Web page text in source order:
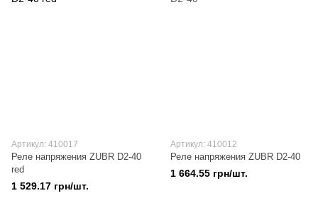
Артикул: 410017
Реле напряжения ZUBR D2-40
red
1 529.17 грн/шт.
Артикул: 410012
Реле напряжения ZUBR D2-40
1 664.55 грн/шт.